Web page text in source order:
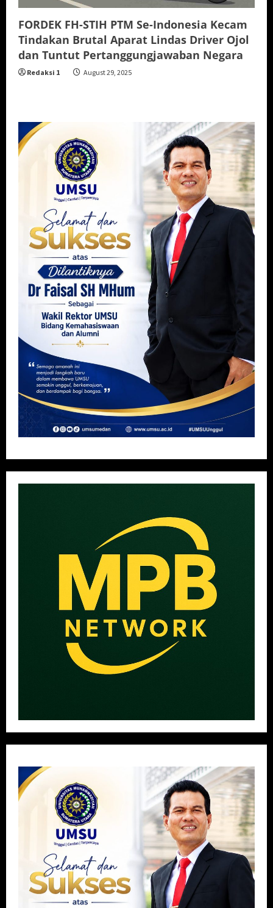
FORDEK FH-STIH PTM Se-Indonesia Kecam
Tindakan Brutal Aparat Lindas Driver Ojol
dan Tuntut Pertanggungjawaban Negara
Redaksi 1 August 29, 2025